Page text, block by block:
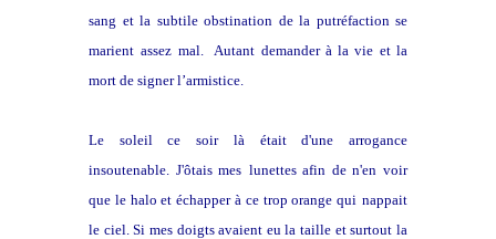
sang et la subtile obstination de la putréfaction se
marient assez mal. Autant demander à la vie et la
mort de signer l’armistice.
Le soleil ce soir là était d'une arrogance
insoutenable. J'ôtais mes lunettes afin de n'en voir
que le halo et échapper à ce trop orange qui nappait
le ciel. Si mes doigts avaient eu la taille et surtout la